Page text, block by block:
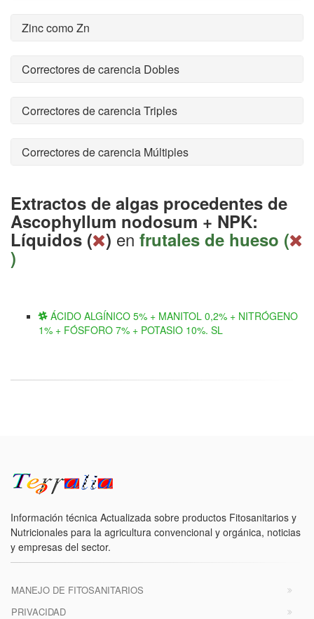
Zinc como Zn
Correctores de carencia Dobles
Correctores de carencia Triples
Correctores de carencia Múltiples
Extractos de algas procedentes de
Ascophyllum nodosum + NPK:
Líquidos ( ) en frutales de hueso (
)
ÁCIDO ALGÍNICO 5% + MANITOL 0,2% + NITRÓGENO
1% + FÓSFORO 7% + POTASIO 10%. SL
Información técnica Actualizada sobre productos Fitosanitarios y
Nutricionales para la agricultura convencional y orgánica, noticias
y empresas del sector.
MANEJO DE FITOSANITARIOS
PRIVACIDAD